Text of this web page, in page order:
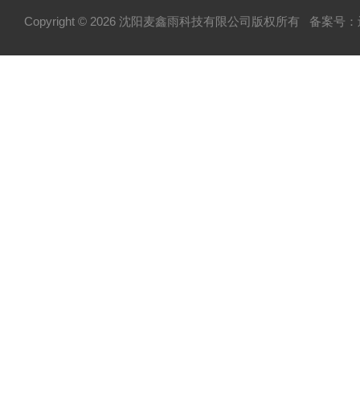
Copyright © 2026 沈阳麦鑫雨科技有限公司版权所有 备案号